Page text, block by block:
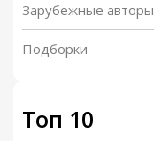
Зарубежные авторы
Подборки
Топ 10